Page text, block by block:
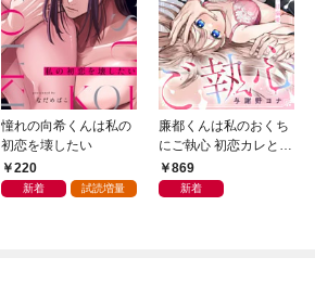
憧れの向希くんは私の
初恋を壊したい
220
新着 試読増量
廉都くんは私のおくち
にご執心 初恋カレと1
0年越しのとろ甘溺愛
【電子単行本】
869
新着